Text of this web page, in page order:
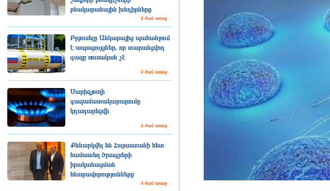
բնակարանային խնդիրները
4 ժամ առաջ
Բրյուսելը Անկարայից պահանջում
է ապացույցներ, որ տարանցվող
գազը ռուսական չէ
4 ժամ առաջ
Սարիգյուղի
գազամատակարարումը
կդադարեցվի
4 ժամ առաջ
Քննարկվել են Հայաստանի հետ
համատեղ ծրագրերի
իրականացման
հնարավորությունները
4 ժամ առաջ